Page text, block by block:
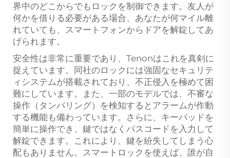
界中のどこからでもロックを制御できます。友人が
何かを借りる必要がある場合、あなたが何マイル離
れていても、スマートフォンからドアを解錠してあ
げられます。
安全性は非常に重要であり、Tenonはこれを真剣に
捉えています。同社のロックには強固なセキュリテ
ィシステムが搭載されており、不正侵入を極めて困
難にしています。また、一部のモデルでは、不審な
操作（タンパリング）を検知するとアラームが作動
する機能も備わっています。さらに、キーパッドを
簡単に操作でき、鍵ではなくパスコードを入力して
解錠できます。これにより、鍵を紛失してしまう心
配もありません。スマートロックを使えば、誰が自